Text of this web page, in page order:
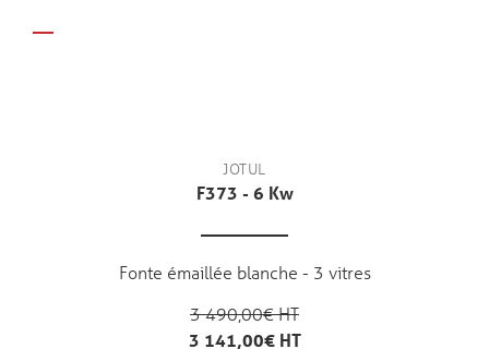
JOTUL
F373 - 6 Kw
Fonte émaillée blanche - 3 vitres
3 490,00€ HT
3 141,00€ HT